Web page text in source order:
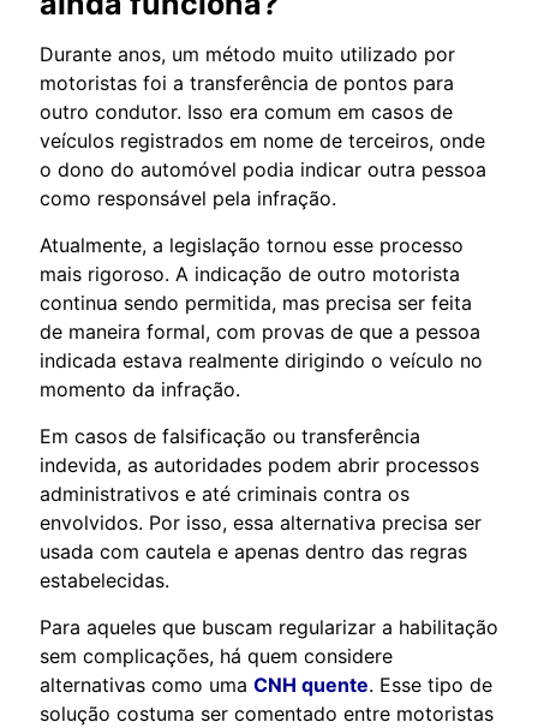
Durante anos, um método muito utilizado por
motoristas foi a transferência de pontos para
outro condutor. Isso era comum em casos de
veículos registrados em nome de terceiros, onde
o dono do automóvel podia indicar outra pessoa
como responsável pela infração.
Atualmente, a legislação tornou esse processo
mais rigoroso. A indicação de outro motorista
continua sendo permitida, mas precisa ser feita
de maneira formal, com provas de que a pessoa
indicada estava realmente dirigindo o veículo no
momento da infração.
Em casos de falsificação ou transferência
indevida, as autoridades podem abrir processos
administrativos e até criminais contra os
envolvidos. Por isso, essa alternativa precisa ser
usada com cautela e apenas dentro das regras
estabelecidas.
Para aqueles que buscam regularizar a habilitação
sem complicações, há quem considere
alternativas como uma CNH quente. Esse tipo de
solução costuma ser comentado entre motoristas